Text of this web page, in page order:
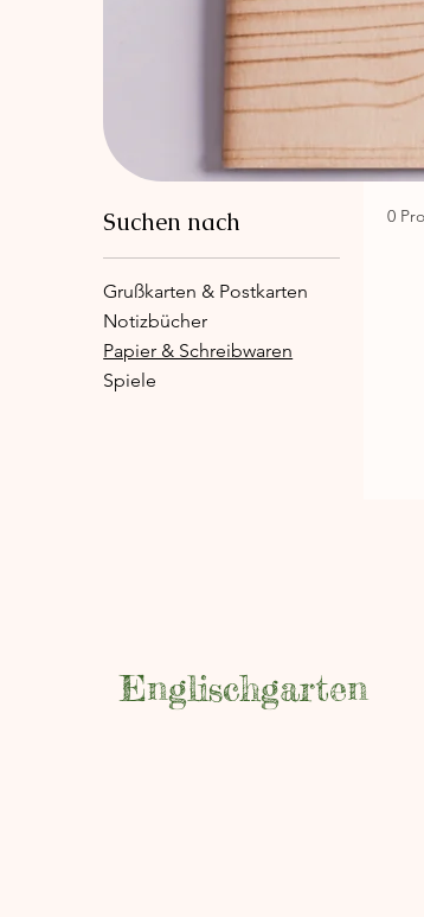
Suchen nach
Grußkarten & Postkarten
Notizbücher
Papier & Schreibwaren
Spiele
0
Englischgarten